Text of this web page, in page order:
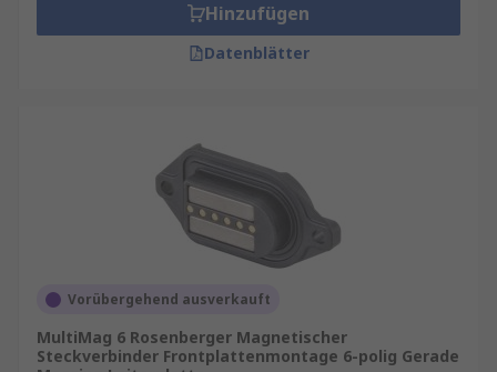
Hinzufügen
Datenblätter
Vorübergehend ausverkauft
MultiMag 6 Rosenberger Magnetischer
Steckverbinder Frontplattenmontage 6-polig Gerade